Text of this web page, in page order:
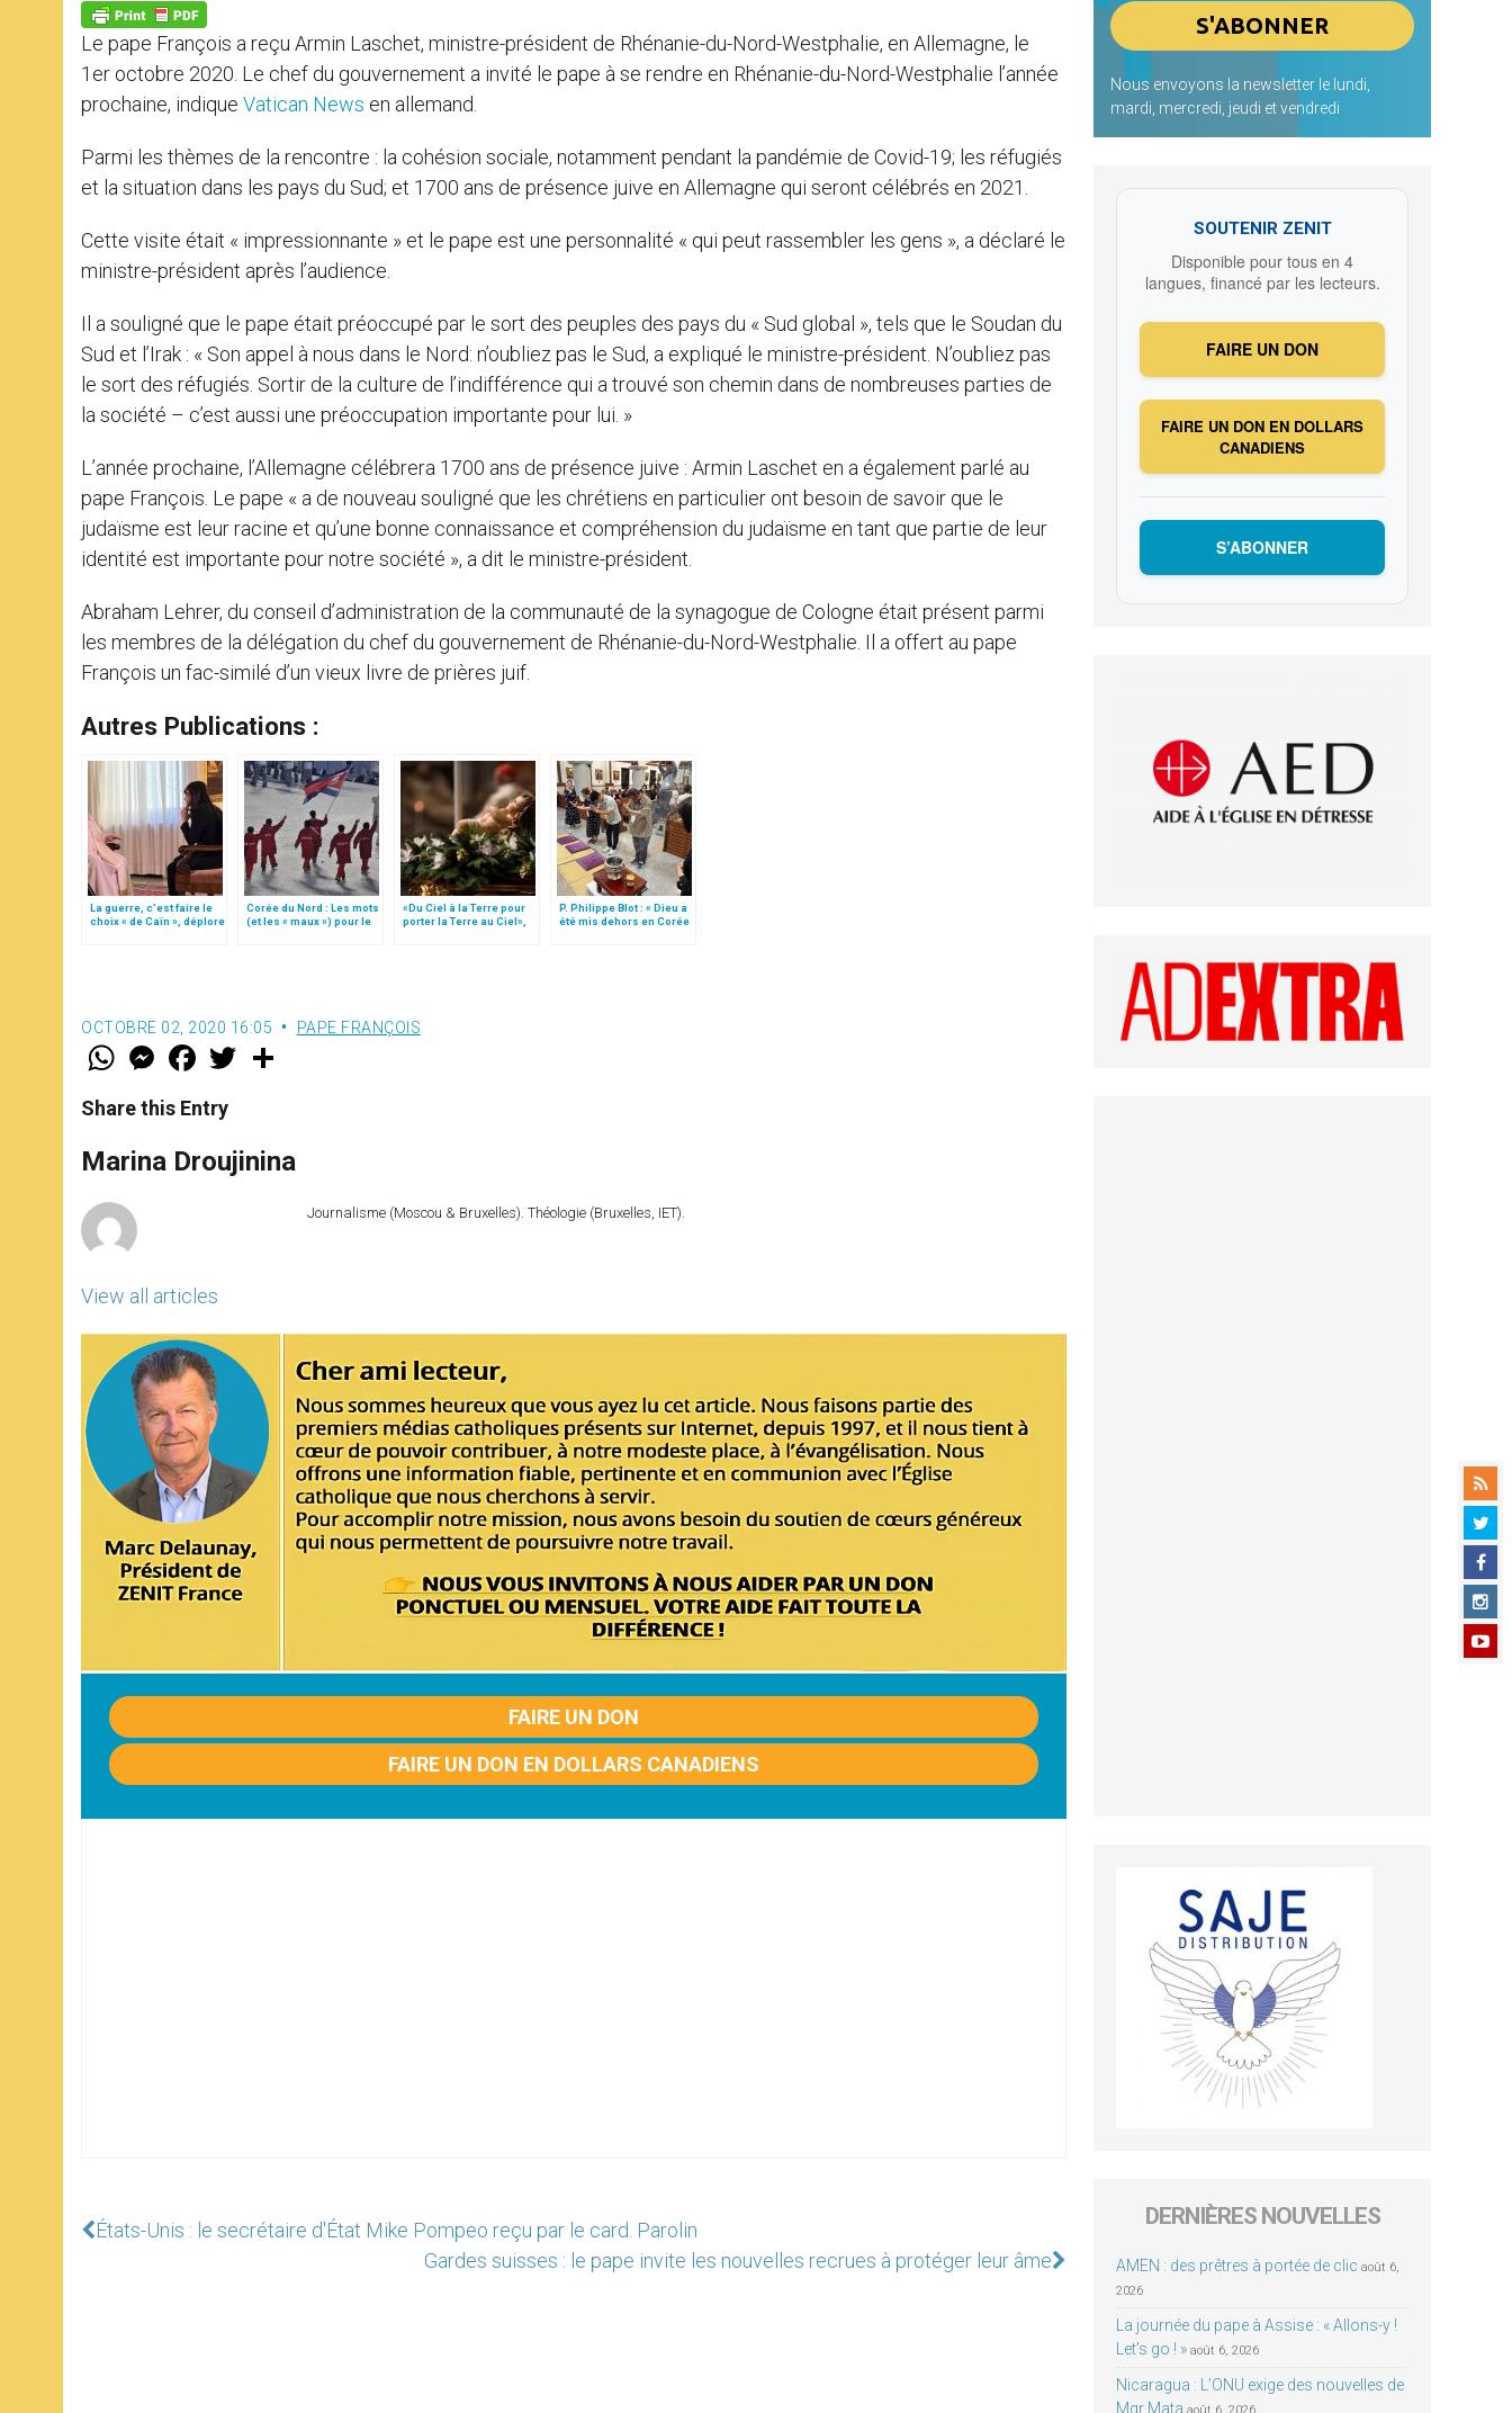
p
p
g
e
r
k
Le pape François a reçu Armin Laschet, ministre-président de Rhénanie-du-Nord-Westphalie, en Allemagne, le
1er octobre 2020. Le chef du gouvernement a invité le pape à se rendre en Rhénanie-du-Nord-Westphalie l’année
prochaine, indique Vatican News en allemand.
Parmi les thèmes de la rencontre : la cohésion sociale, notamment pendant la pandémie de Covid-19; les réfugiés
et la situation dans les pays du Sud; et 1700 ans de présence juive en Allemagne qui seront célébrés en 2021.
Cette visite était « impressionnante » et le pape est une personnalité « qui peut rassembler les gens », a déclaré le
ministre-président après l’audience.
Il a souligné que le pape était préoccupé par le sort des peuples des pays du « Sud global », tels que le Soudan du
Sud et l’Irak : « Son appel à nous dans le Nord: n’oubliez pas le Sud, a expliqué le ministre-président. N’oubliez pas
le sort des réfugiés. Sortir de la culture de l’indifférence qui a trouvé son chemin dans de nombreuses parties de
la société – c’est aussi une préoccupation importante pour lui. »
L’année prochaine, l’Allemagne célébrera 1700 ans de présence juive : Armin Laschet en a également parlé au
pape François. Le pape « a de nouveau souligné que les chrétiens en particulier ont besoin de savoir que le
judaïsme est leur racine et qu’une bonne connaissance et compréhension du judaïsme en tant que partie de leur
identité est importante pour notre société », a dit le ministre-président.
Abraham Lehrer, du conseil d’administration de la communauté de la synagogue de Cologne était présent parmi
les membres de la délégation du chef du gouvernement de Rhénanie-du-Nord-Westphalie. Il a offert au pape
François un fac-similé d’un vieux livre de prières juif.
Autres Publications :
La guerre, c’est faire le
choix « de Caïn », déplore
Corée du Nord : Les mots
(et les « maux ») pour le
«Du Ciel à la Terre pour
porter la Terre au Ciel»,
P. Philippe Blot : « Dieu a
été mis dehors en Corée
OCTOBRE 02, 2020 16:05 PAPE FRANÇOIS
W
t
s
p
p
M
e
s
e
g
e
F
a
e
b
o
k
w
r
Share this Entry
Marina Droujinina
View all articles
Journalisme (Moscou & Bruxelles). Théologie (Bruxelles, IET).
FAIRE UN DON
FAIRE UN DON EN DOLLARS CANADIENS
États-Unis : le secrétaire d'État Mike Pompeo reçu par le card. Parolin
Gardes suisses : le pape invite les nouvelles recrues à protéger leur âme
Nous envoyons la newsletter le lundi,
mardi, mercredi, jeudi et vendredi
SOUTENIR ZENIT
Disponible pour tous en 4
langues, financé par les lecteurs.
FAIRE UN DON
FAIRE UN DON EN DOLLARS
CANADIENS
S’ABONNER
DERNIÈRES NOUVELLES
AMEN : des prêtres à portée de clic août 6,
2026
La journée du pape à Assise : « Allons-y !
Let’s go ! » août 6, 2026
Nicaragua : L’ONU exige des nouvelles de
Mgr Mata